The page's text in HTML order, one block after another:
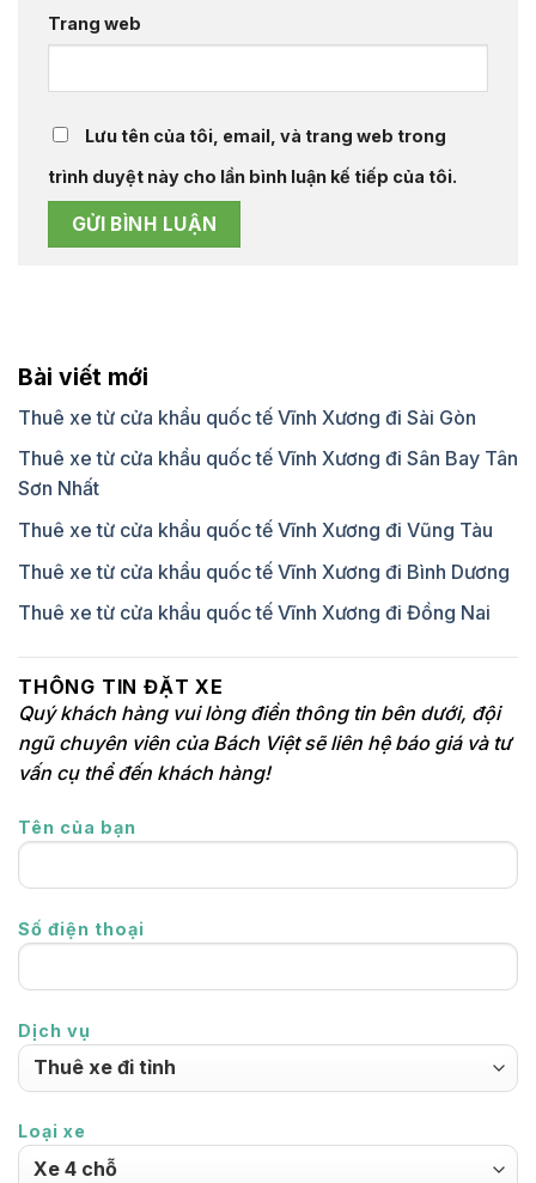
Trang web
Lưu tên của tôi, email, và trang web trong
trình duyệt này cho lần bình luận kế tiếp của tôi.
Bài viết mới
Thuê xe từ cửa khẩu quốc tế Vĩnh Xương đi Sài Gòn
Thuê xe từ cửa khẩu quốc tế Vĩnh Xương đi Sân Bay Tân
Sơn Nhất
Thuê xe từ cửa khẩu quốc tế Vĩnh Xương đi Vũng Tàu
Thuê xe từ cửa khẩu quốc tế Vĩnh Xương đi Bình Dương
Thuê xe từ cửa khẩu quốc tế Vĩnh Xương đi Đồng Nai
THÔNG TIN ĐẶT XE
Quý khách hàng vui lòng điền thông tin bên dưới, đội
ngũ chuyên viên của Bách Việt sẽ liên hệ báo giá và tư
vấn cụ thể đến khách hàng!
Tên của bạn
Số điện thoại
Dịch vụ
Loại xe